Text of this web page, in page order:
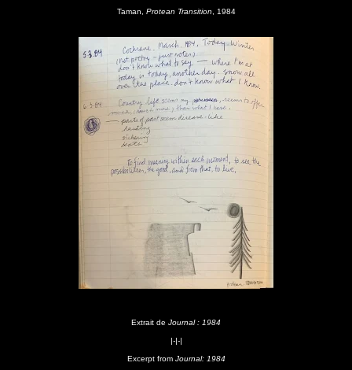
Taman, Protean Transition , 1984
Extrait de Journal : 1984
|-|-|
Excerpt from Journal: 1984